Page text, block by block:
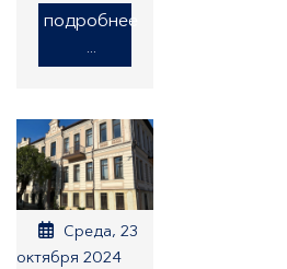
подробнее
...
Среда, 23
октября 2024